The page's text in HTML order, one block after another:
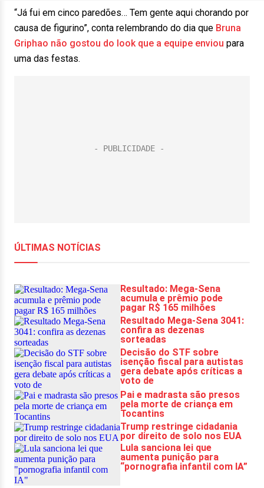
“Já fui em cinco paredões… Tem gente aqui chorando por
causa de figurino”, conta relembrando do dia que Bruna
Griphao não gostou do look que a equipe enviou para
uma das festas.